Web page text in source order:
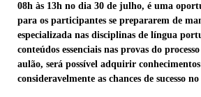
08h às 13h no dia 30 de julho, é uma
para os participantes se prepararem de
especializada nas disciplinas de língua
conteúdos essenciais nas provas do
aulão, será possível adquirir
consideravelmente as chances de sucesso